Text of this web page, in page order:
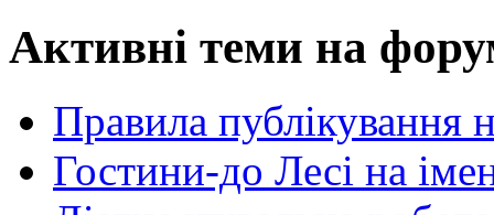
Активні теми на
Правила публікування
Гостини-до Лесі на